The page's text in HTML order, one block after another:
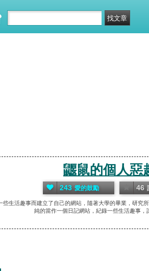
鼴鼠的個人惡
生活趣事而建立了自己的網站，隨著大學的畢業，研
純的當作一個日記網站，紀錄一些生活趣事，
243 愛的鼓勵 46